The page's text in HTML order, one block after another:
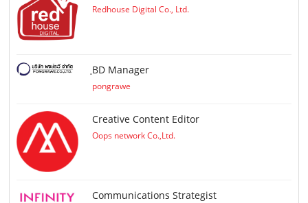
Redhouse Digital Co., Ltd.
ฺBD Manager
pongrawe
Creative Content Editor
Oops network Co.,Ltd.
Communications Strategist